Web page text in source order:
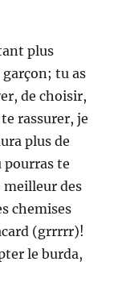
plus
garçon; tu as
de choisir,
rassurer, je
plus de
pourras te
meilleur des
chemises
(grrrrr)!
le burda,